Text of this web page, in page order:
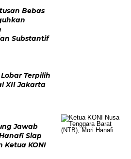
Bebas
Substantif
Terpilih
XII Jakarta
Jawab
Siap
Ketua KONI